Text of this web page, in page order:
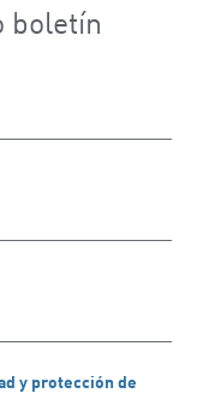
boletín
y protección de